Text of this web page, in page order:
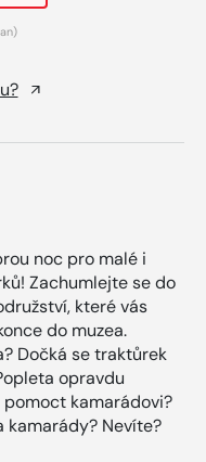
noc pro malé i
Zachumlejte se do
které vás
do muzea.
Dočká se traktůrek
opravdu
pomoct kamarádovi?
kamarády? Nevíte?